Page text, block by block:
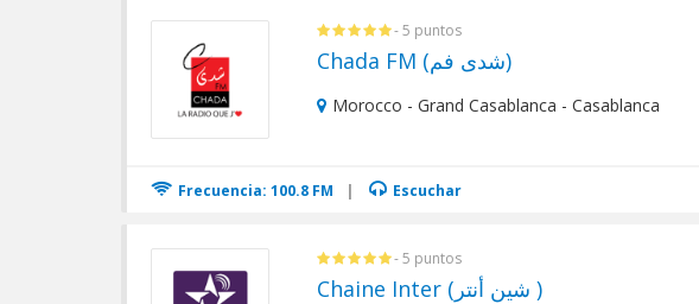
- 5 puntos
Chada FM (شدى فم)
Morocco - Grand Casablanca - Casablanca
Frecuencia: 100.8 FM | Escuchar
- 5 puntos
Chaine Inter (شين أنتر )